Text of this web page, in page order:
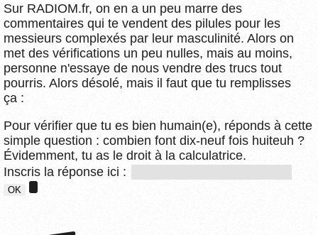
Sur RADIOM.fr, on en a un peu marre des
commentaires qui te vendent des pilules pour les
messieurs complexés par leur masculinité. Alors on
met des vérifications un peu nulles, mais au moins,
personne n'essaye de nous vendre des trucs tout
pourris. Alors désolé, mais il faut que tu remplisses
ça :
Pour vérifier que tu es bien humain(e), réponds à cette
simple question : combien font dix-neuf fois huiteuh ?
Évidemment, tu as le droit à la calculatrice.
Inscris la réponse ici :